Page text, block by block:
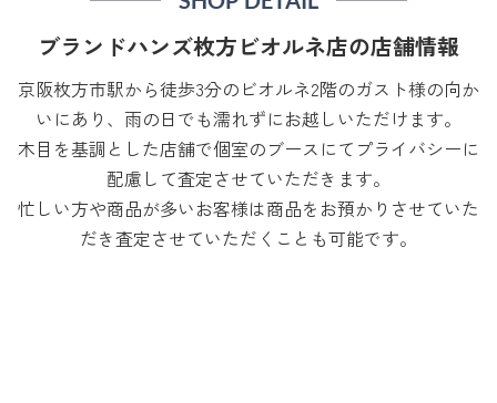
ブランドハンズ枚方ビオルネ店の店舗情報
京阪枚方市駅から徒歩3分のビオルネ2階のガスト様の向か
いにあり、雨の日でも濡れずにお越しいただけます。
木目を基調とした店舗で個室のブースにてプライバシーに
配慮して査定させていただきます。
忙しい方や商品が多いお客様は商品をお預かりさせていた
だき査定させていただくことも可能です。